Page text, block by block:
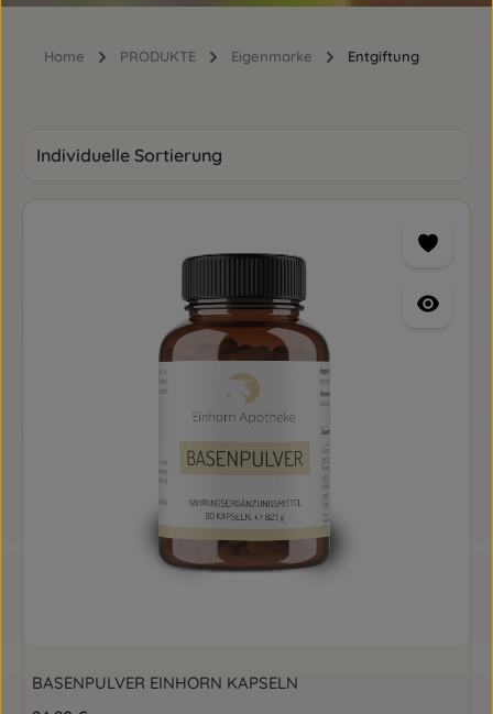
Home PRODUKTE Eigenmarke Entgiftung
BASENPULVER EINHORN KAPSELN